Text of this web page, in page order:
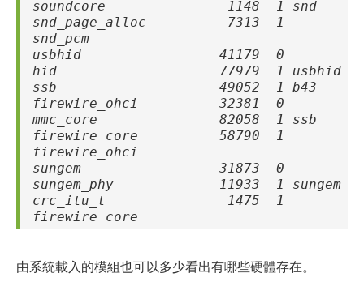
soundcore 1148 1 snd
snd_page_alloc 7313 1
snd_pcm
usbhid 41179 0
hid 77979 1 usbhid
ssb 49052 1 b43
firewire_ohci 32381 0
mmc_core 82058 1 ssb
firewire_core 58790 1
firewire_ohci
sungem 31873 0
sungem_phy 11933 1 sungem
crc_itu_t 1475 1
firewire_core
由系統載入的模組也可以多少看出有哪些硬體存在。